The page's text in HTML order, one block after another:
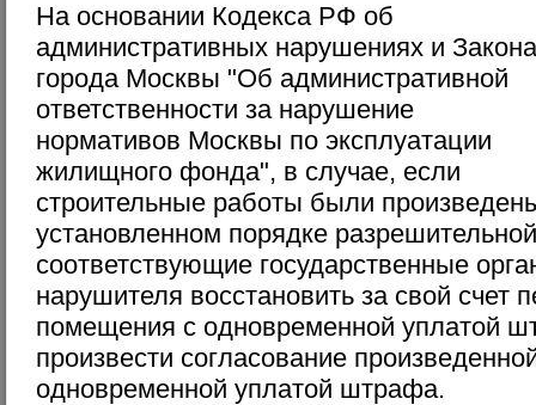
На основании Кодекса РФ об
административных нарушениях и Закона
города Москвы "Об административной
ответственности за нарушение
нормативов Москвы по эксплуатации
жилищного фонда", в случае, если
строительные работы были
установленном порядке
соответствующие государственные
нарушителя восстановить за свой счет
помещения с одновременной уплатой
произвести согласование
одновременной уплатой штрафа.